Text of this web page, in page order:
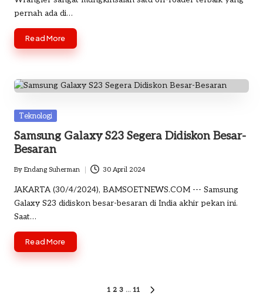
pernah ada di…
Read More
Posted
Teknologi
Samsung Galaxy S23 Segera Didiskon Besar-
Besaran
Posted
by
By Endang Suherman 30 April 2024
JAKARTA (30/4/2024), BAMSOETNEWS.COM --- Samsung
Galaxy S23 didiskon besar-besaran di India akhir pekan ini.
Saat…
Read More
1 2 3 … 11